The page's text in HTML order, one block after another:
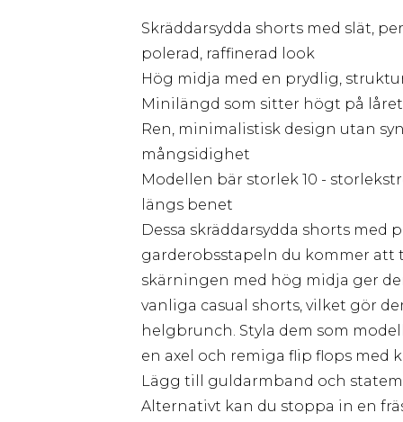
Skräddarsydda shorts med slät,
polerad, raffinerad look
Hög midja med en prydlig,
Minilängd som sitter högt på
Ren, minimalistisk design utan
mångsidighet
Modellen bär storlek 10 -
längs benet
Dessa skräddarsydda shorts med
garderobsstapeln du kommer att
skärningen med hög midja ger
vanliga casual shorts, vilket gör
helgbrunch. Styla dem som
en axel och remiga flip flops med
Lägg till guldarmband och
Alternativt kan du stoppa in en